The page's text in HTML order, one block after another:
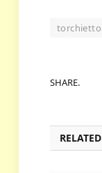
torchietto
SHARE.
RELATED